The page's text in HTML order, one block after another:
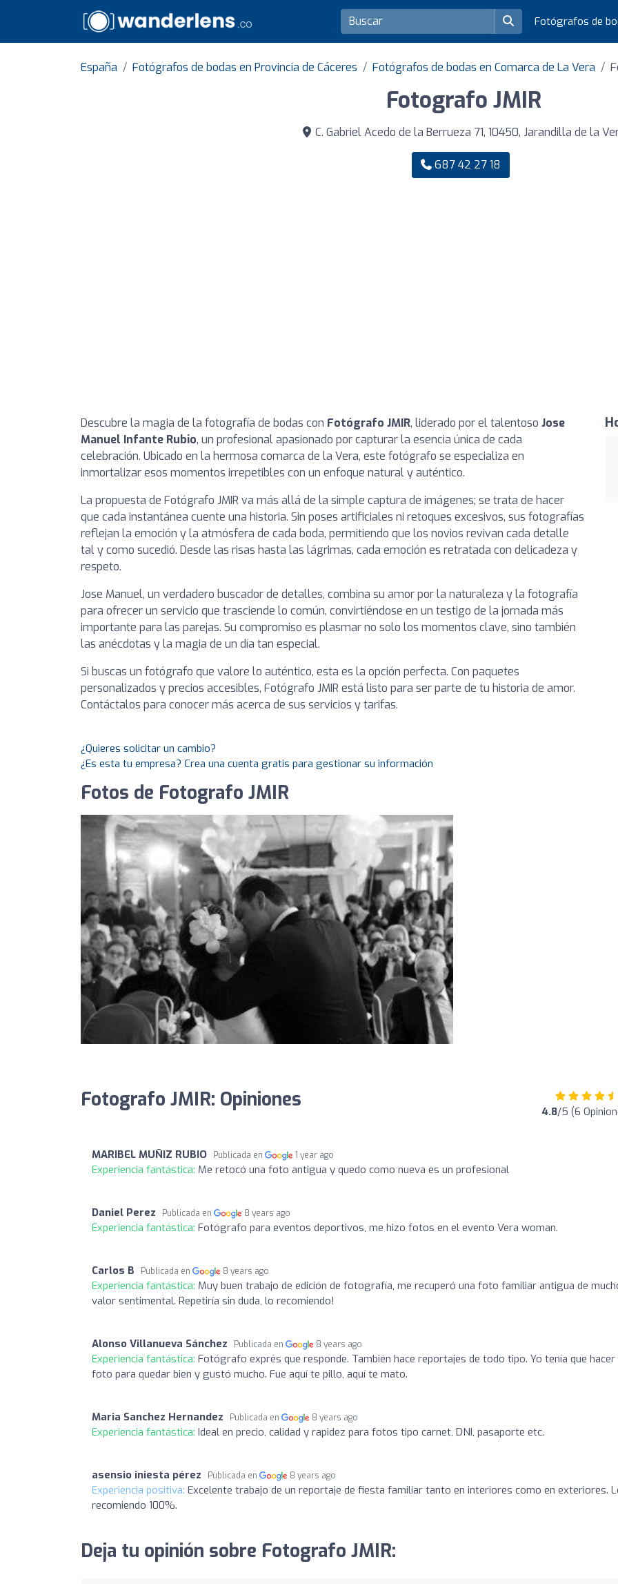
Fotógrafos de
España Fotógrafos de bodas en Provincia de Cáceres Fotógrafos de bodas en Comarca de La Vera
Fotografo JMIR
C. Gabriel Acedo de la Berrueza 71, 10450, Jarandilla de la
687 42 27 18
Descubre la magia de la fotografía de bodas con Fotógrafo JMIR, liderado por el talentoso Jose
Manuel Infante Rubio, un profesional apasionado por capturar la esencia única de cada
celebración. Ubicado en la hermosa comarca de la Vera, este fotógrafo se especializa en
inmortalizar esos momentos irrepetibles con un enfoque natural y auténtico.
La propuesta de Fotógrafo JMIR va más allá de la simple captura de imágenes; se trata de hacer
que cada instantánea cuente una historia. Sin poses artificiales ni retoques excesivos, sus fotografías
reflejan la emoción y la atmósfera de cada boda, permitiendo que los novios revivan cada detalle
tal y como sucedió. Desde las risas hasta las lágrimas, cada emoción es retratada con delicadeza y
respeto.
Jose Manuel, un verdadero buscador de detalles, combina su amor por la naturaleza y la fotografía
para ofrecer un servicio que trasciende lo común, convirtiéndose en un testigo de la jornada más
importante para las parejas. Su compromiso es plasmar no solo los momentos clave, sino también
las anécdotas y la magia de un día tan especial.
Si buscas un fotógrafo que valore lo auténtico, esta es la opción perfecta. Con paquetes
personalizados y precios accesibles, Fotógrafo JMIR está listo para ser parte de tu historia de amor.
Contáctalos para conocer más acerca de sus servicios y tarifas.
¿Quieres solicitar un cambio?
¿Es esta tu empresa? Crea una cuenta gratis para gestionar su información
Fotos de Fotografo JMIR
Fotografo JMIR: Opiniones 4.8/5 (6
MARIBEL MUÑIZ RUBIO Publicada en 1 year ago
Experiencia fantástica: Me retocó una foto antigua y quedo como nueva es un profesional
Daniel Perez Publicada en 8 years ago
Experiencia fantástica: Fotógrafo para eventos deportivos, me hizo fotos en el evento Vera woman.
Carlos B Publicada en 8 years ago
Experiencia fantástica: Muy buen trabajo de edición de fotografía, me recuperó una foto familiar antigua de
valor sentimental. Repetiría sin duda, lo recomiendo!
Alonso Villanueva Sánchez Publicada en 8 years ago
Experiencia fantástica: Fotógrafo exprés que responde. También hace reportajes de todo tipo. Yo tenía que hacer
foto para quedar bien y gustó mucho. Fue aquí te pillo, aquí te mato.
Maria Sanchez Hernandez Publicada en 8 years ago
Experiencia fantástica: Ideal en precio, calidad y rapidez para fotos tipo carnet, DNI, pasaporte etc.
asensio iniesta pérez Publicada en 8 years ago
Experiencia positiva: Excelente trabajo de un reportaje de fiesta familiar tanto en interiores como en exteriores.
recomiendo 100%.
Deja tu opinión sobre Fotografo JMIR: